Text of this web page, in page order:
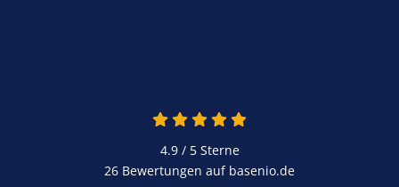
4.9 / 5Sterne
26 Bewertungen auf basenio.de